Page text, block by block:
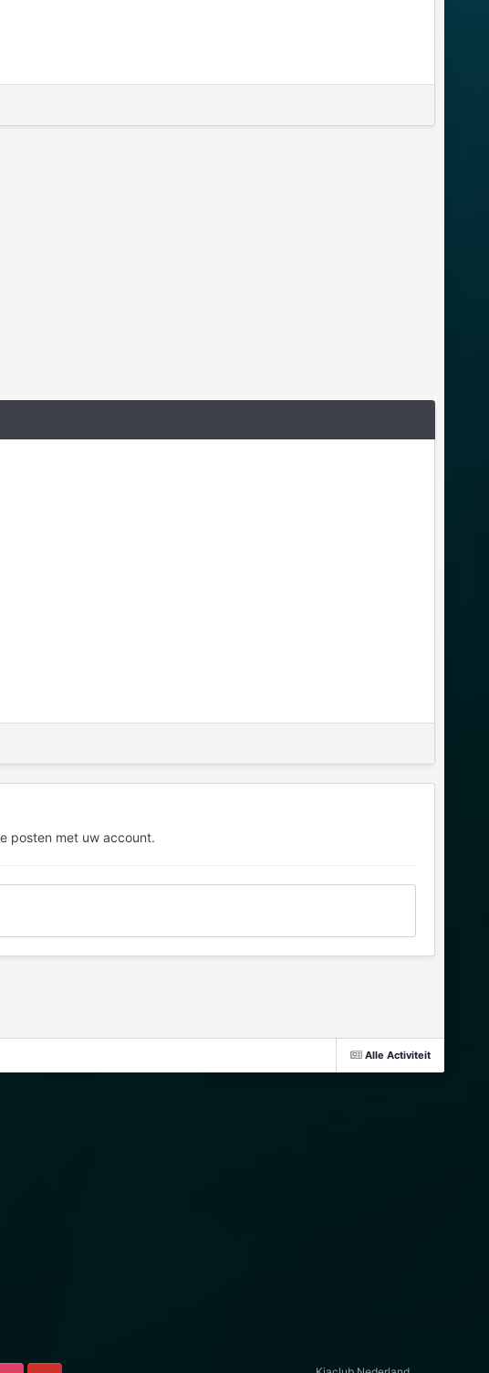
posten met uw account.
Alle Activiteit